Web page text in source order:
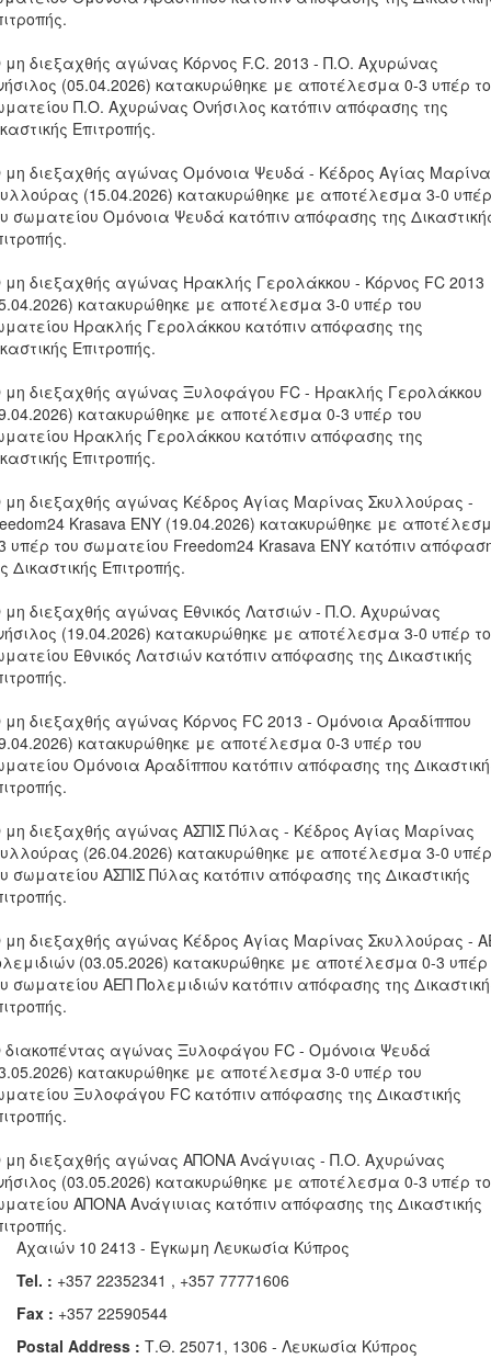
μη διεξαχθής αγώνας Κόρνος F.C. 2013 - Π.Ο. Αχυρώνας
(05.04.2026) κατακυρώθηκε με αποτέλεσμα 0-3 υπέρ
Π.Ο. Αχυρώνας Ονήσιλος κατόπιν απόφασης της
Επιτροπής.
μη διεξαχθής αγώνας Ομόνοια Ψευδά - Κέδρος Αγίας
(15.04.2026) κατακυρώθηκε με αποτέλεσμα 3-0 υπέρ
σωματείου Ομόνοια Ψευδά κατόπιν απόφασης της
μη διεξαχθής αγώνας Ηρακλής Γερολάκκου - Κόρνος FC 2013
κατακυρώθηκε με αποτέλεσμα 3-0 υπέρ του
Ηρακλής Γερολάκκου κατόπιν απόφασης της
Επιτροπής.
μη διεξαχθής αγώνας Ξυλοφάγου FC - Ηρακλής Γερολάκκου
κατακυρώθηκε με αποτέλεσμα 0-3 υπέρ του
Ηρακλής Γερολάκκου κατόπιν απόφασης της
Επιτροπής.
μη διεξαχθής αγώνας Κέδρος Αγίας Μαρίνας Σκυλλούρας -
Krasava ΕΝΥ (19.04.2026) κατακυρώθηκε με
υπέρ του σωματείου Freedom24 Krasava ΕΝΥ κατόπιν
Δικαστικής Επιτροπής.
μη διεξαχθής αγώνας Εθνικός Λατσιών - Π.Ο. Αχυρώνας
(19.04.2026) κατακυρώθηκε με αποτέλεσμα 3-0 υπέρ
Εθνικός Λατσιών κατόπιν απόφασης της Δικαστικής
μη διεξαχθής αγώνας Κόρνος FC 2013 - Ομόνοια Αραδίππου
κατακυρώθηκε με αποτέλεσμα 0-3 υπέρ του
Ομόνοια Αραδίππου κατόπιν απόφασης της
μη διεξαχθής αγώνας ΑΣΠΙΣ Πύλας - Κέδρος Αγίας Μαρίνας
(26.04.2026) κατακυρώθηκε με αποτέλεσμα 3-0 υπέρ
σωματείου ΑΣΠΙΣ Πύλας κατόπιν απόφασης της Δικαστικής
μη διεξαχθής αγώνας Κέδρος Αγίας Μαρίνας Σκυλλούρας -
(03.05.2026) κατακυρώθηκε με αποτέλεσμα 0-3 υπέρ
σωματείου ΑΕΠ Πολεμιδιών κατόπιν απόφασης της
διακοπέντας αγώνας Ξυλοφάγου FC - Ομόνοια Ψευδά
κατακυρώθηκε με αποτέλεσμα 3-0 υπέρ του
Ξυλοφάγου FC κατόπιν απόφασης της Δικαστικής
μη διεξαχθής αγώνας ΑΠΟΝΑ Ανάγυιας - Π.Ο. Αχυρώνας
(03.05.2026) κατακυρώθηκε με αποτέλεσμα 0-3 υπέρ
ΑΠΟΝΑ Ανάγιυιας κατόπιν απόφασης της Δικαστικής
Αχαιών 10 2413 - Έγκωμη Λευκωσία Κύπρος
Tel. : +357 22352341 , +357 77771606
Fax : +357 22590544
Postal Address : Τ.Θ. 25071, 1306 - Λευκωσία Κύπρος